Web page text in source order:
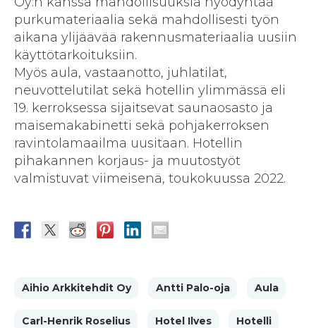
purkumateriaalia sekä mahdollisesti työn
aikana ylijäävää rakennusmateriaalia uusiin
käyttötarkoituksiin.
Myös aula, vastaanotto, juhlatilat,
neuvottelutilat sekä hotellin ylimmässä eli
19. kerroksessa sijaitsevat saunaosasto ja
maisemakabinetti sekä pohjakerroksen
ravintolamaailma uusitaan. Hotellin
pihakannen korjaus- ja muutostyöt
valmistuvat viimeisenä, toukokuussa 2022.
Aihio Arkkitehdit Oy Antti Palo-oja Aula
Carl-Henrik Roselius Hotel Ilves Hotelli